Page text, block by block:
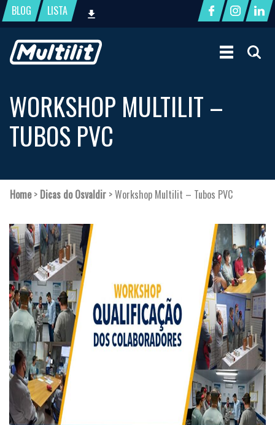
BLOG LISTA
WORKSHOP MULTILIT –
TUBOS PVC
Home> Dicas do Osvaldir >Workshop Multilit – Tubos PVC